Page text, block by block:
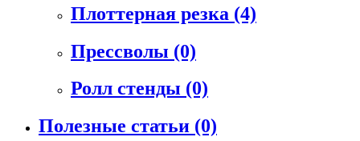
Плоттерная резка (4)
Прессволы (0)
Ролл стенды (0)
Полезные статьи (0)